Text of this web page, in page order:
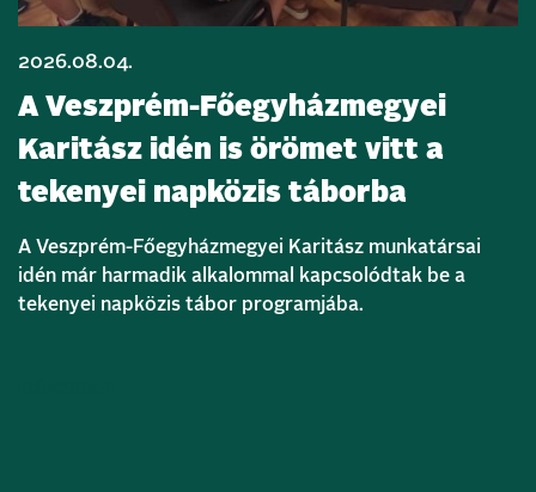
2026.08.04.
A Veszprém-Főegyházmegyei
Karitász idén is örömet vitt a
tekenyei napközis táborba
A Veszprém-Főegyházmegyei Karitász munkatársai
idén már harmadik alkalommal kapcsolódtak be a
tekenyei napközis tábor programjába.